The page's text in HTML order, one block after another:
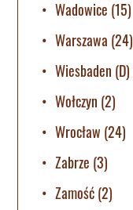
Wadowice (15)
Warszawa (24)
Wiesbaden (D)
Wołczyn (2)
Wrocław (24)
Zabrze (3)
Zamość(2)